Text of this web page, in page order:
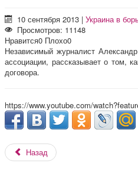
10 сентября 2013 |Украина в
Просмотров: 11148
Нравится0 Плохо0
Независимый журналист
ассоциации, рассказывает о том,
договора.
https://www.youtube.com/
Назад